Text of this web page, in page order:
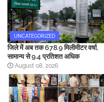
UNCATEGORIZED
जिले में अब तक 678.9 मिलीमीटर वर्षा,
सामान्य से 9.4 प्रतिशत अधिक
August 08, 2026